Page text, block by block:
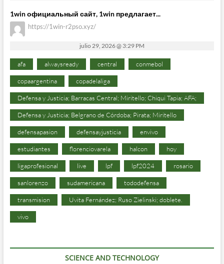
1win официальный сайт, 1win предлагает...
https://1win-r2pso.xyz/
julio 29, 2026 @ 3:29 PM
afa alwaysready central conmebol
copaargentina copadelaliga
Defensa y Justicia; Barracas Central; Miritello; Chiqui Tapia; AFA;
Defensa y Justicia; Belgrano de Córdoba; Pirata; Miritello
defensapasion defensayjusticia envivo
estudiantes florenciovarela halcon hoy
ligaprofesional live lpf lpf2024 rosario
sanlorenzo sudamericana tododefensa
transmision Uvita Fernández; Ruso Zielinski; doblete.
vivo
SCIENCE AND TECHNOLOGY